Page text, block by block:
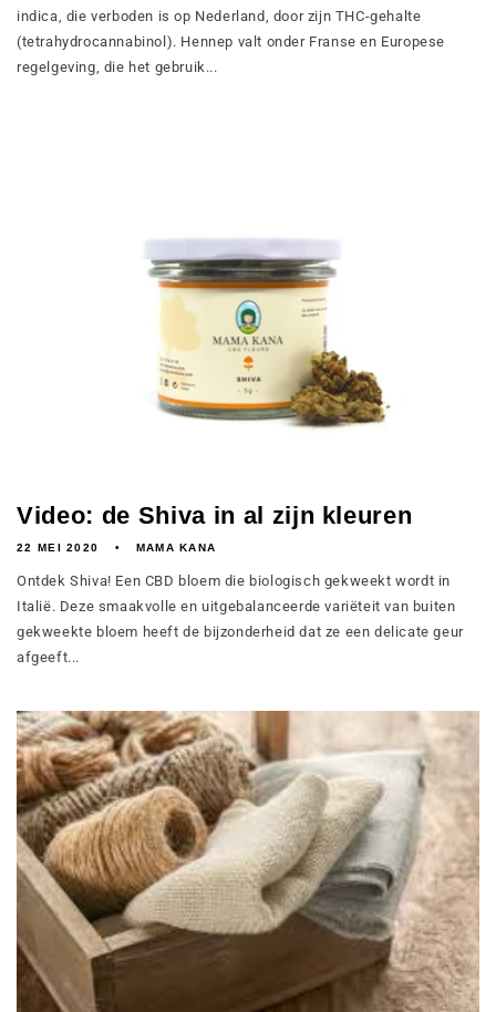
indica, die verboden is op Nederland, door zijn THC-gehalte
(tetrahydrocannabinol). Hennep valt onder Franse en Europese
regelgeving, die het gebruik...
Video: de Shiva in al zijn kleuren
22 MEI 2020 MAMA KANA
Ontdek Shiva! Een CBD bloem die biologisch gekweekt wordt in
Italië. Deze smaakvolle en uitgebalanceerde variëteit van buiten
gekweekte bloem heeft de bijzonderheid dat ze een delicate geur
afgeeft...